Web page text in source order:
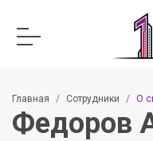
Главная Сотрудники О
Федоров